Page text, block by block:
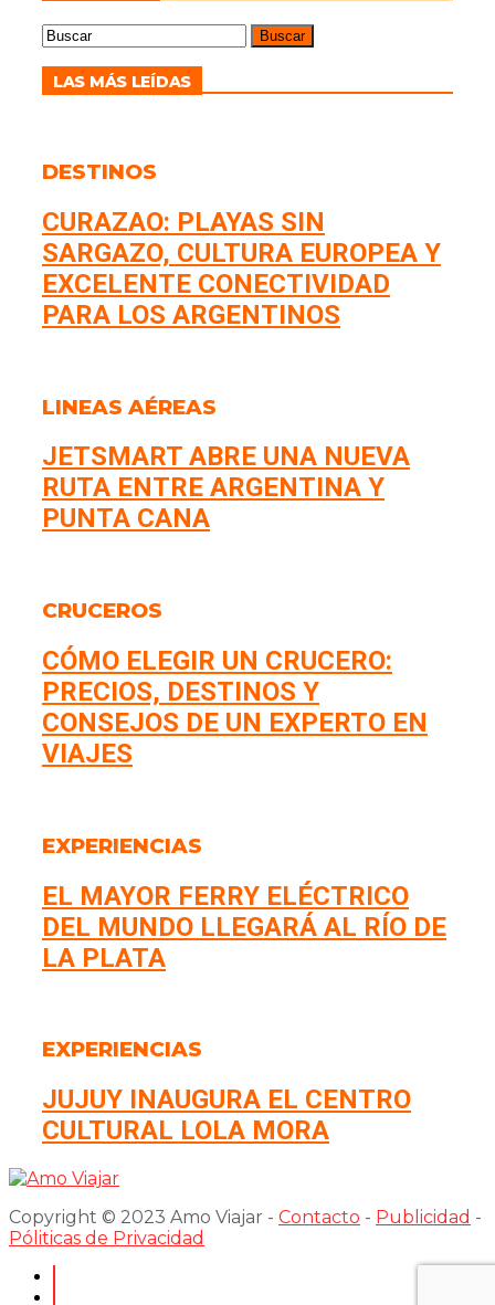
LAS MÁS LEÍDAS
DESTINOS
CURAZAO: PLAYAS SIN
SARGAZO, CULTURA EUROPEA Y
EXCELENTE CONECTIVIDAD
PARA LOS ARGENTINOS
LINEAS AÉREAS
JETSMART ABRE UNA NUEVA
RUTA ENTRE ARGENTINA Y
PUNTA CANA
CRUCEROS
CÓMO ELEGIR UN CRUCERO:
PRECIOS, DESTINOS Y
CONSEJOS DE UN EXPERTO EN
VIAJES
EXPERIENCIAS
EL MAYOR FERRY ELÉCTRICO
DEL MUNDO LLEGARÁ AL RÍO DE
LA PLATA
EXPERIENCIAS
JUJUY INAUGURA EL CENTRO
CULTURAL LOLA MORA
Copyright © 2023 Amo Viajar - Contacto - Publicidad -
Póliticas de Privacidad